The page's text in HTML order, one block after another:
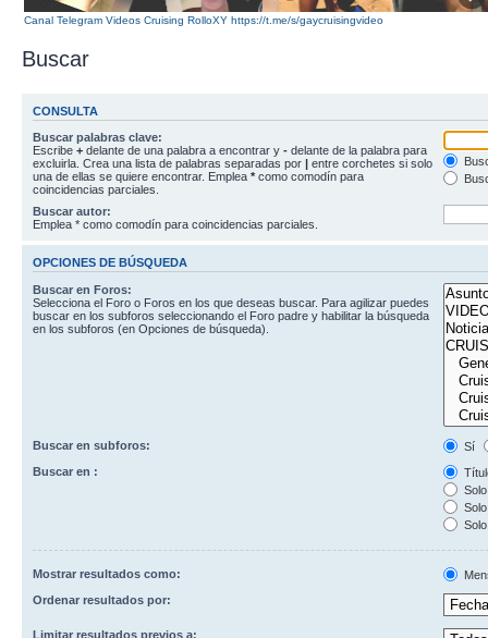
Canal Telegram Videos Cruising RolloXY https://t.me/s/gaycruisingvideo
Buscar
CONSULTA
Buscar palabras clave:
Escribe + delante de una palabra a encontrar y - delante de la palabra para
excluirla. Crea una lista de palabras separadas por | entre corchetes si solo
una de ellas se quiere encontrar. Emplea * como comodín para
coincidencias parciales.
Buscar autor:
Emplea * como comodín para coincidencias parciales.
OPCIONES DE BÚSQUEDA
Buscar en Foros:
Selecciona el Foro o Foros en los que deseas buscar. Para agilizar puedes
buscar en los subforos seleccionando el Foro padre y habilitar la búsqueda
en los subforos (en Opciones de búsqueda).
Buscar en subforos:
Sí
Buscar en :
Mostrar resultados como:
Ordenar resultados por:
Limitar resultados previos a: